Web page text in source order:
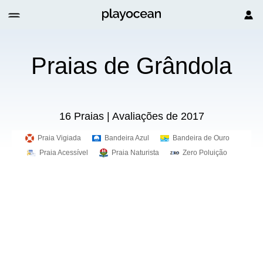
Praias de Grândola
16 Praias | Avaliações de 2017
Praia Vigiada Bandeira Azul
Bandeira de Ouro
Praia Acessível
Praia Naturista Zero Poluição